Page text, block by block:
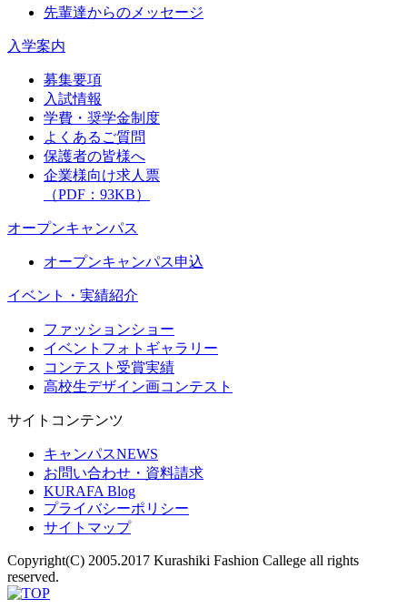
先輩達からのメッセージ
入学案内
募集要項
入試情報
学費・奨学金制度
よくあるご質問
保護者の皆様へ
企業様向け求人票
（PDF：93KB）
オープンキャンパス
オープンキャンパス申込
イベント・実績紹介
ファッションショー
イベントフォトギャラリー
コンテスト受賞実績
高校生デザイン画コンテスト
サイトコンテンツ
キャンパスNEWS
お問い合わせ・資料請求
KURAFA Blog
プライバシーポリシー
サイトマップ
Copyright(C) 2005.2017 Kurashiki Fashion Callege all rights
reserved.